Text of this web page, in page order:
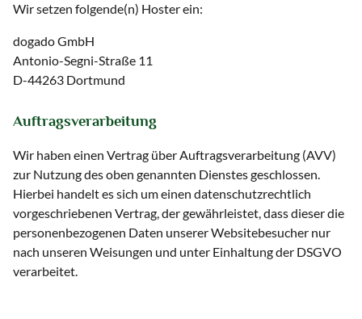
Wir setzen folgende(n) Hoster ein:
dogado GmbH
Antonio-Segni-Straße 11
D-44263 Dortmund
Auftragsverarbeitung
Wir haben einen Vertrag über Auftragsverarbeitung (AVV)
zur Nutzung des oben genannten Dienstes geschlossen.
Hierbei handelt es sich um einen datenschutzrechtlich
vorgeschriebenen Vertrag, der gewährleistet, dass dieser die
personenbezogenen Daten unserer Websitebesucher nur
nach unseren Weisungen und unter Einhaltung der DSGVO
verarbeitet.